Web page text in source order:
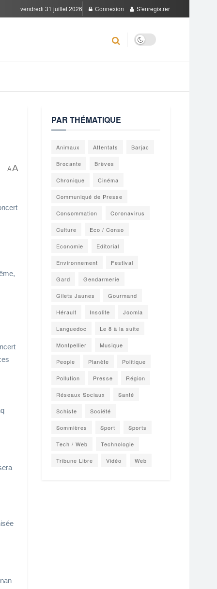
vendredi 31 juillet 2026 Connexion S'enregistrer
AA
PAR THÉMATIQUE
Animaux Attentats Barjac
Brocante Brèves
Chronique Cinéma
Communiqué de Presse
Consommation Coronavirus
Culture Eco / Conso
Economie Editorial
Environnement Festival
Gard Gendarmerie
Gilets Jaunes Gourmand
Hérault Insolite Joomla
Languedoc Le 8 à la suite
Montpellier Musique
People Planète Politique
Pollution Presse Région
Réseaux Sociaux Santé
Schiste Société
Sommières Sport Sports
Tech / Web Technologie
Tribune Libre Vidéo Web